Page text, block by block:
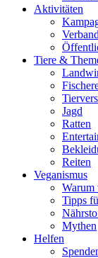
Aktivitäten
Tiere &
Jagd
Ratten
Reiten
Veganismus
Warum
Tipps
Mythen
Helfen